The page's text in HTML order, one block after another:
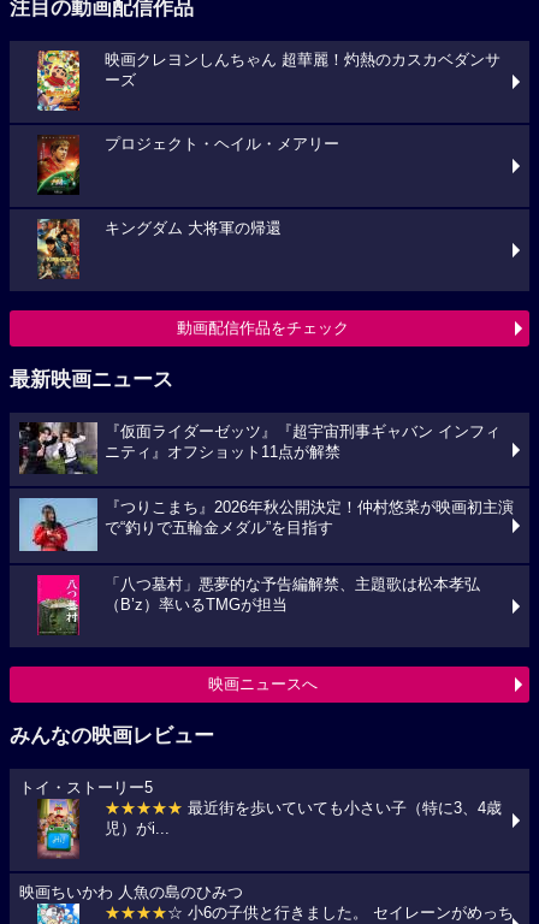
注目の動画配信作品
映画クレヨンしんちゃん 超華麗！灼熱のカスカベダンサ
ーズ
プロジェクト・ヘイル・メアリー
キングダム 大将軍の帰還
動画配信作品をチェック
最新映画ニュース
『仮面ライダーゼッツ』『超宇宙刑事ギャバン インフィ
ニティ』オフショット11点が解禁
『つりこまち』2026年秋公開決定！仲村悠菜が映画初主演
で“釣りで五輪金メダル”を目指す
「八つ墓村」悪夢的な予告編解禁、主題歌は松本孝弘
（B’z）率いるTMGが担当
映画ニュースへ
みんなの映画レビュー
トイ・ストーリー5
★★★★★ 最近街を歩いていても小さい子（特に3、4歳
児）がi...
映画ちいかわ 人魚の島のひみつ
★★★★☆ 小6の子供と行きました。 セイレーンがめっち